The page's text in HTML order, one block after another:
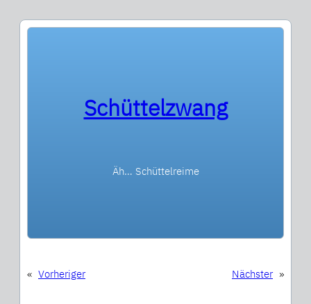
Schüttelzwang
Äh… Schüttelreime
« Vorheriger Nächster »